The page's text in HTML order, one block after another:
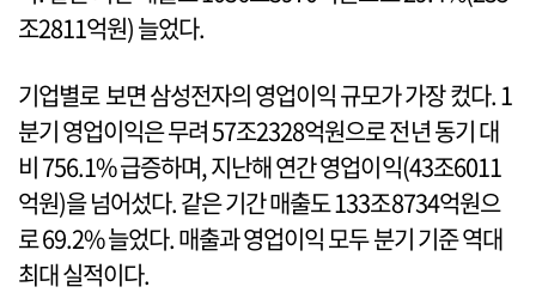
조2811억원) 늘었다.
기업별로 보면 삼성전자의 영업이익 규모가 가장 컸다. 1
분기 영업이익은 무려 57조2328억원으로 전년 동기 대
비 756.1% 급증하며, 지난해 연간 영업이익(43조6011
억원)을 넘어섰다. 같은 기간 매출도 133조8734억원으
로 69.2% 늘었다. 매출과 영업이익 모두 분기 기준 역대
최대 실적이다.